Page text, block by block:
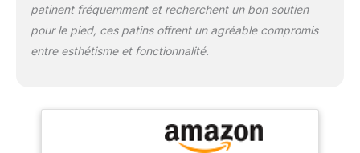
patinent fréquemment et recherchent un bon soutien
pour le pied, ces patins offrent un agréable compromis
entre esthétisme et fonctionnalité.